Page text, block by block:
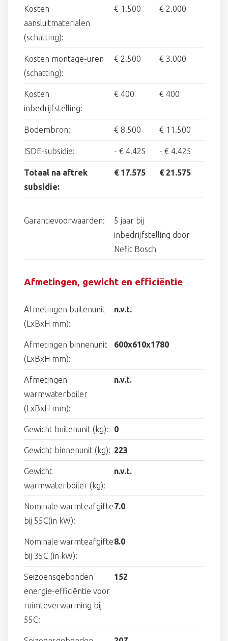
Kosten
aansluitmaterialen
(schatting):
€ 1.500 € 2.000
Kosten montage-uren
(schatting):
€ 2.500 € 3.000
Kosten
inbedrijfstelling:
€ 400 € 400
Bodembron: € 8.500 € 11.500
ISDE-subsidie: - € 4.425 - € 4.425
Totaal na aftrek
subsidie:
€ 17.575 € 21.575
Garantievoorwaarden:
5 jaar bij
inbedrijfstelling door
Nefit Bosch
Afmetingen, gewicht en efficiëntie
Afmetingen buitenunit
(LxBxH mm):
n.v.t.
Afmetingen binnenunit
(LxBxH mm):
600x610x1780
Afmetingen
warmwaterboiler
(LxBxH mm):
n.v.t.
Gewicht buitenunit (kg): 0
Gewicht binnenunit (kg): 223
Gewicht
warmwaterboiler (kg):
n.v.t.
Nominale warmteafgifte
bij 55C(in kW):
7.0
Nominale warmteafgifte
bij 35C (in kW):
8.0
Seizoensgebonden
energie-efficiëntie voor
ruimteverwarming bij
55C:
152